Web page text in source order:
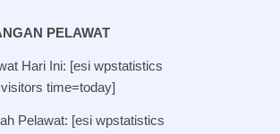
PELAWAT
Hari Ini: [esi wpstatistics
time=today]
Pelawat: [esi wpstatistics